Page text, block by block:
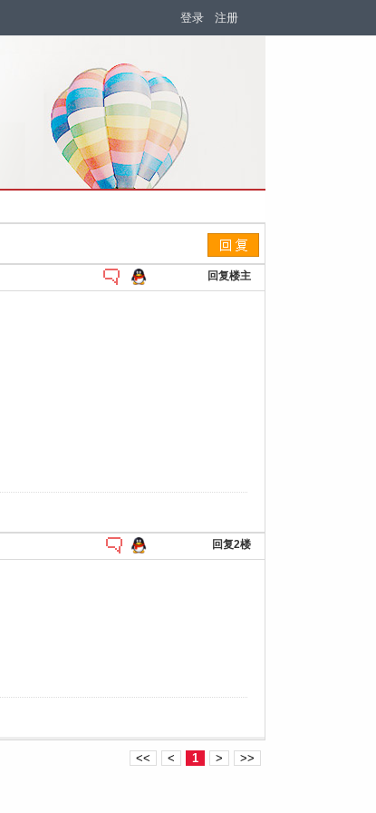
登录 注册
回复楼主
回复2楼
<< < 1 > >>